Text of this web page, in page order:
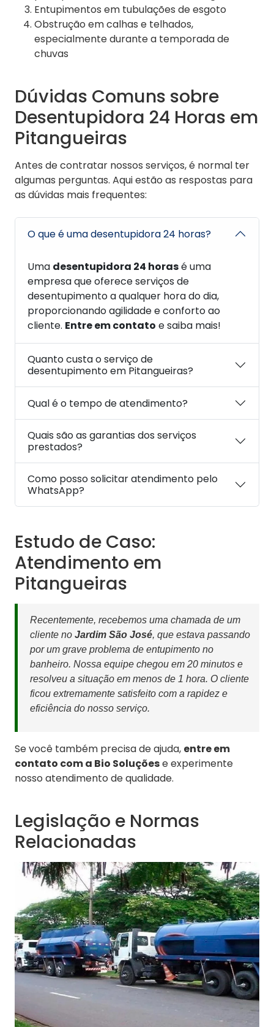
Entupimentos em tubulações de esgoto
Obstrução em calhas e telhados,
especialmente durante a temporada de
chuvas
Dúvidas Comuns sobre
Desentupidora 24 Horas em
Pitangueiras
Antes de contratar nossos serviços, é normal ter
algumas perguntas. Aqui estão as respostas para
as dúvidas mais frequentes:
O que é uma desentupidora 24 horas?
Uma desentupidora 24 horasé uma
empresa que oferece serviços de
desentupimento a qualquer hora do dia,
proporcionando agilidade e conforto ao
cliente. Entre em contato e saiba mais!
Quanto custa o serviço de
desentupimento em Pitangueiras?
Qual é o tempo de atendimento?
Quais são as garantias dos serviços
prestados?
Como posso solicitar atendimento pelo
WhatsApp?
Estudo de Caso:
Atendimento em
Pitangueiras
Recentemente, recebemos uma chamada de um
cliente no Jardim São José, que estava passando
por um grave problema de entupimento no
banheiro. Nossa equipe chegou em 20 minutos e
resolveu a situação em menos de 1 hora. O cliente
ficou extremamente satisfeito com a rapidez e
eficiência do nosso serviço.
Se você também precisa de ajuda, entre em
contato com a Bio Soluçõese experimente
nosso atendimento de qualidade.
Legislação e Normas
Relacionadas